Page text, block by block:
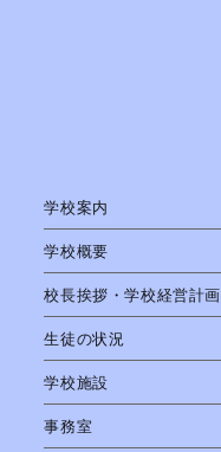
学校案内
学校概要
校長挨拶・学校経営計画
生徒の状況
学校施設
事務室